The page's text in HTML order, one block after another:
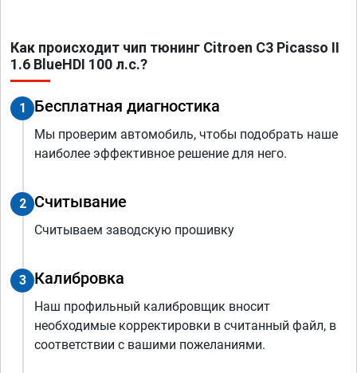
Как происходит чип тюнинг Citroen C3 Picasso II
1.6 BlueHDI 100 л.с.?
1 Бесплатная диагностика
Мы проверим автомобиль, чтобы подобрать наше
наиболее эффективное решение для него.
2 Считывание
Считываем заводскую прошивку
3 Калибровка
Наш профильный калибровщик вносит
необходимые корректировки в считанный файл, в
соответствии с вашими пожеланиями.